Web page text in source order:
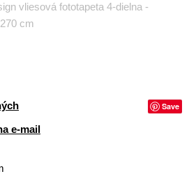
vliesová fototapeta 4-dielna -
cm
Save
e-mail